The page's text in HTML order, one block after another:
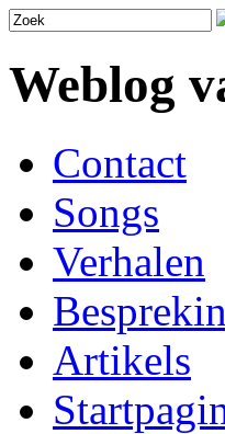
Weblog
Contact
Songs
Verhalen
Artikels